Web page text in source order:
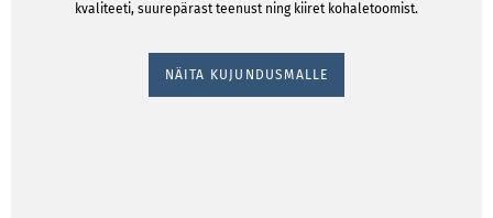
kvaliteeti, suurepärast teenust ning kiiret kohaletoomist.
NÄITA KUJUNDUSMALLE